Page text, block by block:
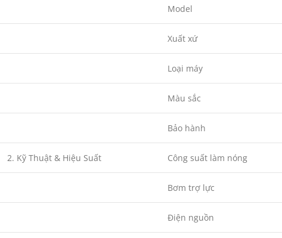
Model
Xuất xứ
Loại máy
Màu sắc
Bảo hành
2. Kỹ Thuật & Hiệu Suất Công suất làm nóng
Bơm trợ lực
Điện nguồn